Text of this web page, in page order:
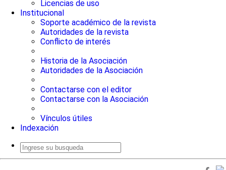
Licencias de uso
Institucional
Soporte académico de la revista
Autoridades de la revista
Conflicto de interés
Historia de la Asociación
Autoridades de la Asociación
Contactarse con el editor
Contactarse con la Asociación
Vínculos útiles
Indexación